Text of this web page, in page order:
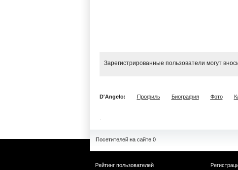
Зарегистрированные пользователи могут
D'Angelo: Профиль Биография Фото
Посетителей на сайте 0
Рейтинг пользователей